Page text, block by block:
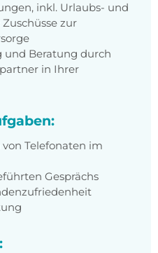
inkl. Urlaubs- und
zur
und Beratung durch
in Ihrer
Telefonaten im
Gesprächs